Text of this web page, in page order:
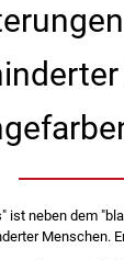
ist neben dem
Menschen.